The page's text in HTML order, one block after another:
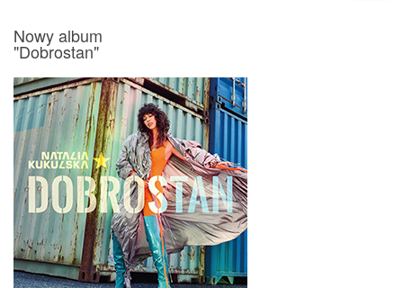
Nowy album
"Dobrostan"